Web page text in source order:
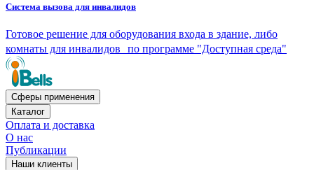
Система вызова для инвалидов
Готовое решение для оборудования входа в здание, либо
комнаты для инвалидов по программе "Доступная среда"
Сферы применения
Каталог
Оплата и доставка
О нас
Публикации
Наши клиенты